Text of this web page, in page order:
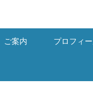
ご案内 プロフィ